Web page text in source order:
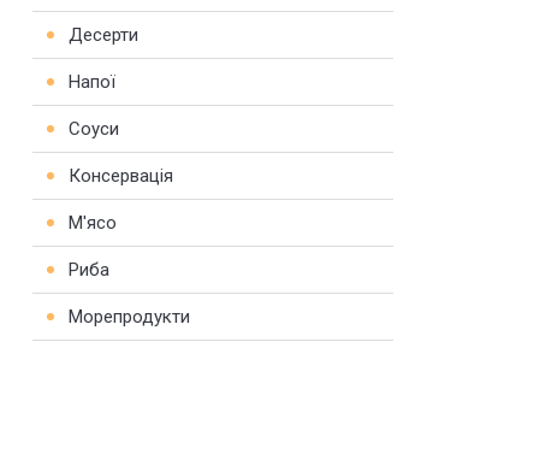
Десерти
Напої
Соуси
Консервація
М'ясо
Риба
Морепродукти